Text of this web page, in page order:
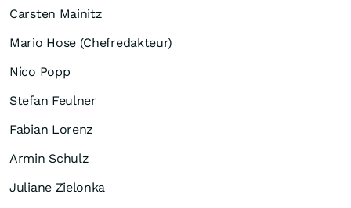
Carsten Mainitz
Mario Hose (Chefredakteur)
Nico Popp
Stefan Feulner
Fabian Lorenz
Armin Schulz
Juliane Zielonka